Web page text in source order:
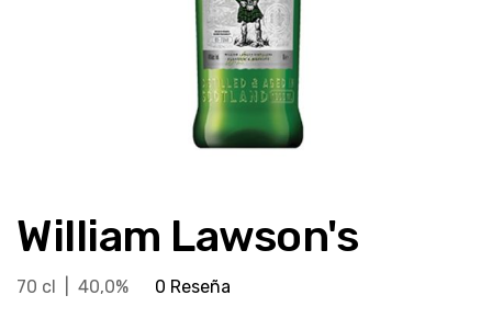
comienzo
de
la
William Lawson's
70 cl | 40,0% 0 Reseña